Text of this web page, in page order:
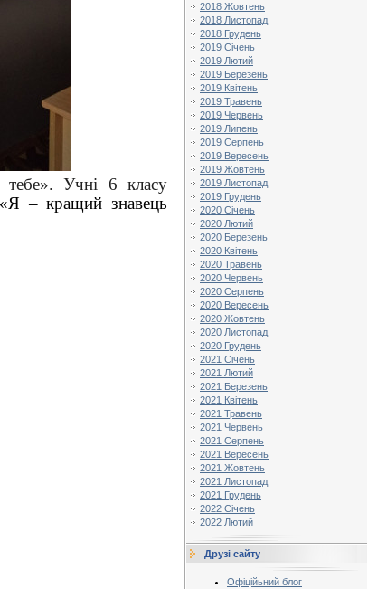
тебе». Учні 6 класу
«Я – кращий знавець
2018 Жовтень
2018 Листопад
2018 Грудень
2019 Січень
2019 Лютий
2019 Березень
2019 Квітень
2019 Травень
2019 Червень
2019 Липень
2019 Серпень
2019 Вересень
2019 Жовтень
2019 Листопад
2019 Грудень
2020 Січень
2020 Лютий
2020 Березень
2020 Квітень
2020 Травень
2020 Червень
2020 Серпень
2020 Вересень
2020 Жовтень
2020 Листопад
2020 Грудень
2021 Січень
2021 Лютий
2021 Березень
2021 Квітень
2021 Травень
2021 Червень
2021 Серпень
2021 Вересень
2021 Жовтень
2021 Листопад
2021 Грудень
2022 Січень
2022 Лютий
Друзі сайту
Офіційьний блог